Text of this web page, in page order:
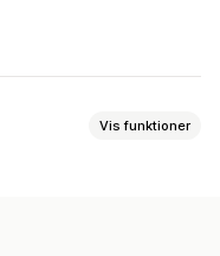
Vis funktioner